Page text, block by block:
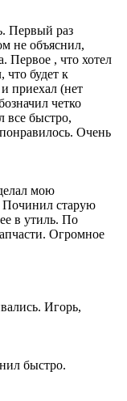
Первый раз
не объяснил,
Первое , что хотел
что будет к
приехал (нет
четко
все быстро,
Очень
мою
Починил старую
в утиль. По
Огромное
Игорь,
быстро.